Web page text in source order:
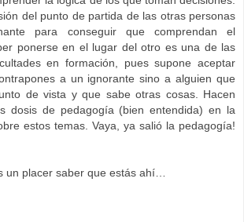
del punto de partida de las otras personas
para conseguir que comprendan el
ponerse en el lugar del otro es una de las
en formación, pues supone aceptar
a un ignorante sino a alguien que
de vista y que sabe otras cosas. Hacen
dosis de pedagogía (bien entendida) en la
estos temas. Vaya, ya salió la pedagogía!
un placer saber que estás ahí…